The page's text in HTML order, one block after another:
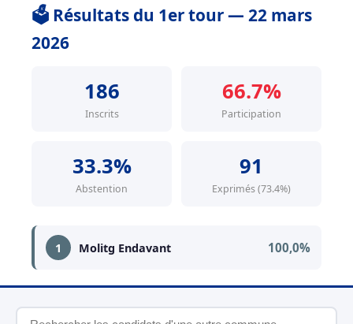
🗳️ Résultats du 1er tour — 22 mars
2026
186
Inscrits
66.7%
Participation
33.3%
Abstention
91
Exprimés (73.4%)
1 Molitg Endavant 100,0%